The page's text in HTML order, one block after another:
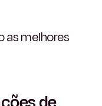
as melhores